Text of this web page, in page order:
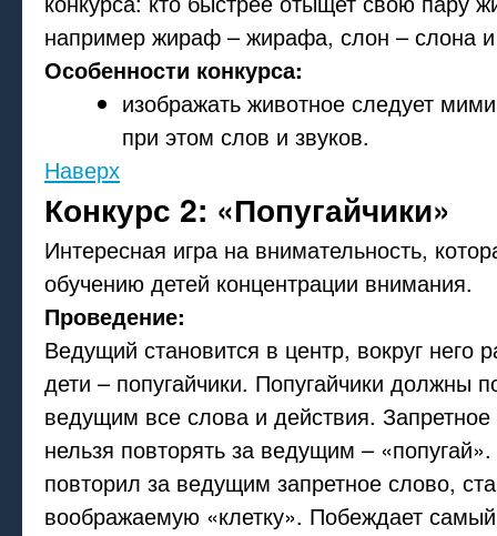
например жираф – жирафа, слон – слона
Особенности конкурса:
изображать животное следует
при этом слов и звуков.
Наверх
Конкурс 2: «Попугайчики»
Интересная игра на внимательность,
обучению детей концентрации внимания.
Проведение:
Ведущий становится в центр, вокруг него
дети – попугайчики. Попугайчики должны
ведущим все слова и действия. Запретное
нельзя повторять за ведущим –
повторил за ведущим запретное слово,
воображаемую «клетку». Побеждает